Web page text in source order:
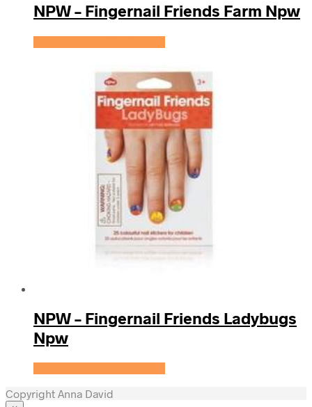
NPW – Fingernail Friends Farm Npw
NPW – Fingernail Friends Ladybugs
Npw
Copyright Anna David